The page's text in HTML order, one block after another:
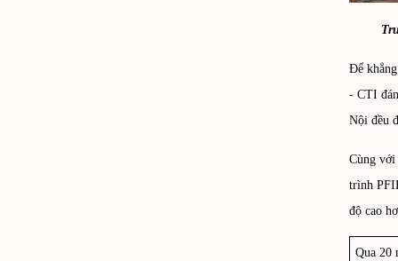
Để
- CTI
Nội đều
Cùng với
trình
độ cao
Qua 20